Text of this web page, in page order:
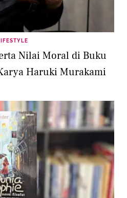
Nilai Moral di Buku
Haruki Murakami